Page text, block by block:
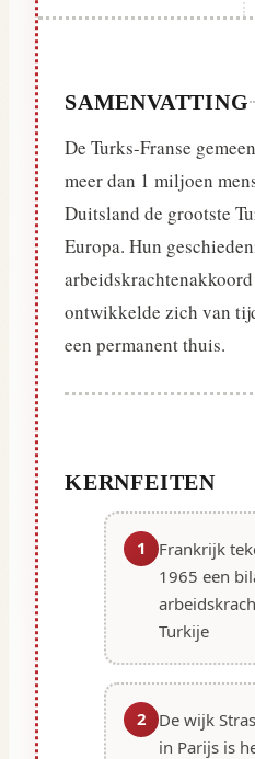
SAMENVATTING
De Turks-Franse
meer dan 1 miljoen
Duitsland de grootste
Europa. Hun
ontwikkelde zich van
een permanent thuis.
KERNFEITEN
1
Frankrijk
1965 een
Turkije
2
De wijk
in Parijs is